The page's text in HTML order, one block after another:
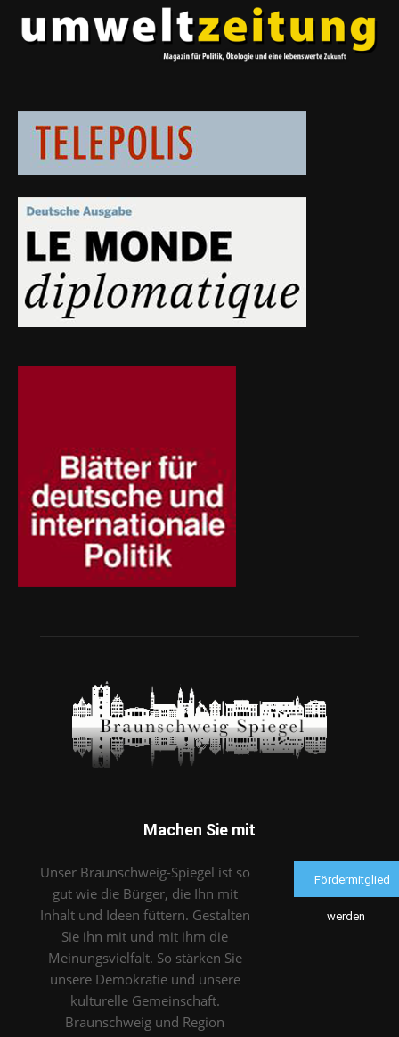
Machen Sie mit
Unser Braunschweig-Spiegel ist so
gut wie die Bürger, die Ihn mit
Inhalt und Ideen füttern. Gestalten
Sie ihn mit und mit ihm die
Meinungsvielfalt. So stärken Sie
unsere Demokratie und unsere
kulturelle Gemeinschaft.
Braunschweig und Region
Fördermitglied
werden